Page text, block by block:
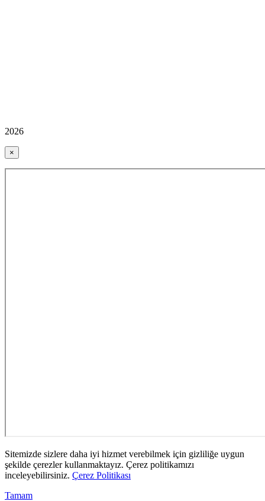
2026
×
Sitemizde sizlere daha iyi hizmet verebilmek için gizliliğe uygun
şekilde çerezler kullanmaktayız. Çerez politikamızı
inceleyebilirsiniz. Çerez Politikası
Tamam